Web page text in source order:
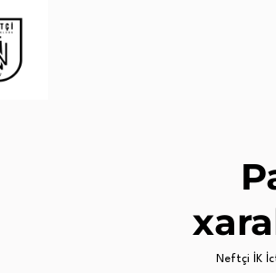
Neftçi İK